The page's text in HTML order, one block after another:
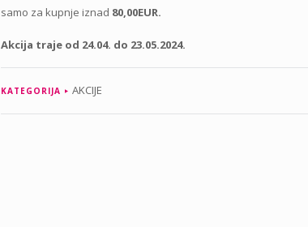
samo za kupnje iznad 80,00EUR.
Akcija traje od 24.04. do 23.05.2024.
KATEGORIJA AKCIJE